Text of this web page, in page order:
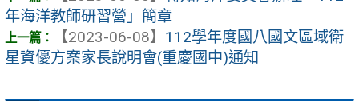
年海洋教師研習營」簡章
【2023-06-08】 112學年度國八國文區域衛
星資優方案家長說明會(重慶國中)通知